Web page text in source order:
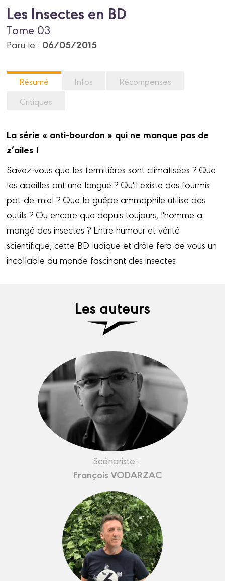
Les Insectes en BD
Tome 03
Paru le : 06/05/2015
Résumé Infos
Récompenses
Critiques
La série « anti-bourdon » qui ne manque pas de
z’ailes !
Savez-vous que les termitières sont climatisées ? Que
les abeilles ont une langue ? Qu'il existe des fourmis
pot-de-miel ? Que la guêpe ammophile utilise des
outils ? Ou encore que depuis toujours, l'homme a
mangé des insectes ? Entre humour et vérité
scientifique, cette BD ludique et drôle fera de vous un
incollable du monde fascinant des insectes
Les auteurs
Scénariste :
François VODARZAC